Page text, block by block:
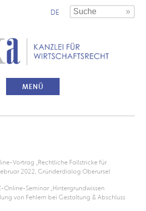
DE
MENÜ
Vortrag „Rechtliche Fallstricke für
2022, Gründerdialog Oberursel
Online-Seminar „Hintergrundwissen
von Fehlern bei Gestaltung & Abschluss